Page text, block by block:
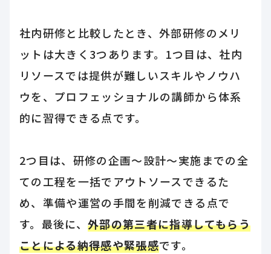
社内研修と比較したとき、外部研修のメリ
ットは大きく3つあります。1つ目は、社内
リソースでは提供が難しいスキルやノウハ
ウを、プロフェッショナルの講師から体系
的に習得できる点です。
2つ目は、研修の企画～設計～実施までの全
ての工程を一括でアウトソースできるた
め、準備や運営の手間を削減できる点で
す。最後に、外部の第三者に指導してもらう
ことによる納得感や緊張感です。